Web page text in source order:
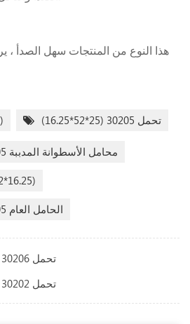
هذا النوع من المنتجات سهل الصدأ ،
تحمل 30205 (25*52*16.25)
محامل الأسطوانة المدببة 30205 (25*52*16.25)
الحامل العام 30205 (25*52*16.25)
تحمل 30206 (30 * 62 * 17.25)
تحمل 30202 (15 * 35 * 11.75)